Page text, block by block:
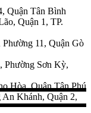
Quận Tân Bình
Quận 1, TP.
11, Quận Gò
Phường Sơn Kỳ,
Hòa, Quận Tân Phú
Khánh, Quận 2,